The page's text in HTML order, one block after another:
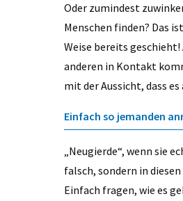
Oder zumindest
Menschen finden? Das
Weise bereits
anderen in Kontakt
mit der Aussicht, dass
Einfach so jemanden
„Neugierde“, wenn sie
falsch, sondern in
Einfach fragen, wie es